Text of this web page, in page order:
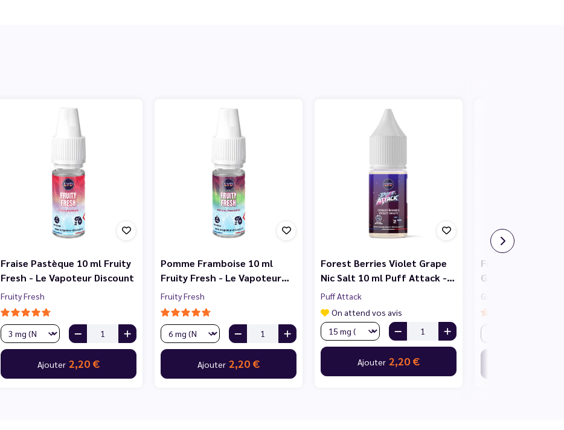
Fraise Pastèque 10 ml Fruity
Fresh - Le Vapoteur Discount
Fruity Fresh
Ajouter 2,20 €
Pomme Framboise 10 ml
Fruity Fresh - Le Vapoteur…
Fruity Fresh
Ajouter 2,20 €
Forest Berries Violet Grape
Nic Salt 10 ml Puff Attack -…
Puff Attack
On attend vos avis
Ajouter 2,20 €
Fraise Fruit du
Granita PODS -
Granita PODS